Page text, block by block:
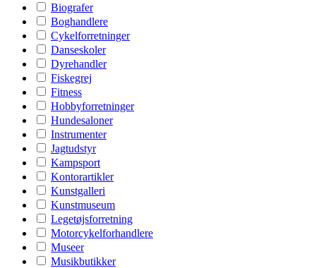
Biografer
Boghandlere
Cykelforretninger
Danseskoler
Dyrehandler
Fiskegrej
Fitness
Hobbyforretninger
Hundesaloner
Instrumenter
Jagtudstyr
Kampsport
Kontorartikler
Kunstgalleri
Kunstmuseum
Legetøjsforretning
Motorcykelforhandlere
Museer
Musikbutikker